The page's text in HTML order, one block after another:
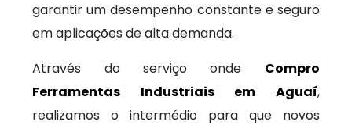
garantir um desempenho constante e seguro
em aplicações de alta demanda.
Através do serviço onde Compro
Ferramentas Industriais em Aguaí,
realizamos o intermédio para que novos